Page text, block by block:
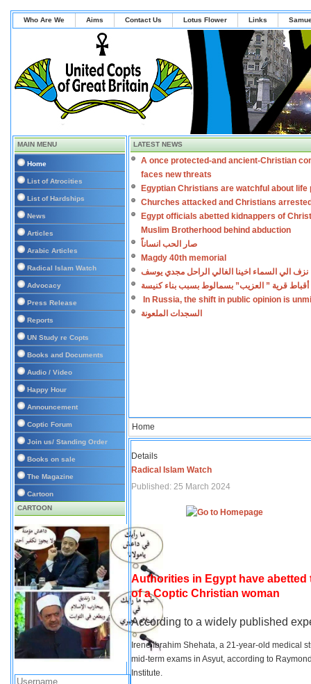
Who Are We Aims Contact Us Lotus Flower Links
MAIN MENU
Home
List of Atrocities
List of Hardships
News
Articles
Arabic Articles
Radical Islam Watch
Advocacy
Press Release
Reports
UN Study re Copts
Books and Documents
Audio / Video
Happy Hour
Announcement
Coptic Forum
Join us/ Standing Order
Books on sale
The Magazine
Cartoon
CARTOON
LATEST NEWS
A once protected-and ancient-Christian
faces new threats
Egyptian Christians are watchful about life
Churches attacked and Christians
Egypt officials abetted kidnappers of
Muslim Brotherhood behind abduction
صار الحب انساناً
Magdy 40th memorial
نزف الي السماء اخينا الغالي الراحل مجدي يوسف
أقباط قرية ” العزيب” بسمالوط بسبب بناء كنيسة
In Russia, the shift in public opinion is
السجدات الملعونة
Home
Details
Radical Islam Watch
Published: 25 March 2024
Authorities in Egypt have
of a Coptic Christian woman
According to a widely published
Irene Ibrahim Shehata, a 21-year-old medical
mid-term exams in Asyut, according to
Institute.